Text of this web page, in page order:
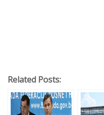
Related Posts: